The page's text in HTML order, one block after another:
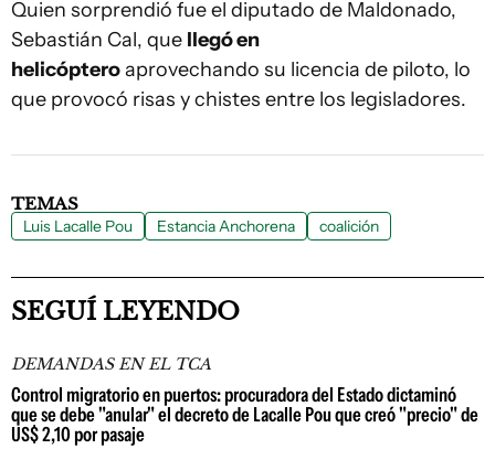
Quien sorprendió fue el diputado de Maldonado,
Sebastián Cal, que llegó en
helicópteroaprovechando su licencia de piloto, lo
que provocó risas y chistes entre los legisladores.
TEMAS
Luis Lacalle Pou Estancia Anchorena coalición
SEGUÍ LEYENDO
DEMANDAS EN EL TCA
Control migratorio en puertos: procuradora del Estado dictaminó
que se debe "anular" el decreto de Lacalle Pou que creó "precio" de
US$ 2,10 por pasaje